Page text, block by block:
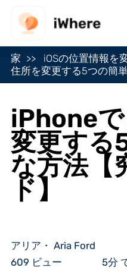
家 iOSの位置情報を
住所を変更する5つの簡
iPhone
変更する
な方法【
ド】
アリア・ Aria Ford
609 ビュー
5分